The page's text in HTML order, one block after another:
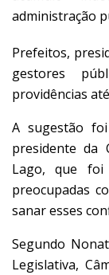
administração
Prefeitos,
gestores
providências
A sugestão
presidente da
Lago, que foi
preocupadas
sanar esses
Segundo
Legislativa,